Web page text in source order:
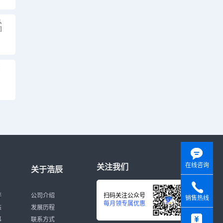
关于浩辰
公司介绍
发展历程
联系方式
关注我们
扫码关注公众号
每月领专属优惠
在线咨询
销售热线